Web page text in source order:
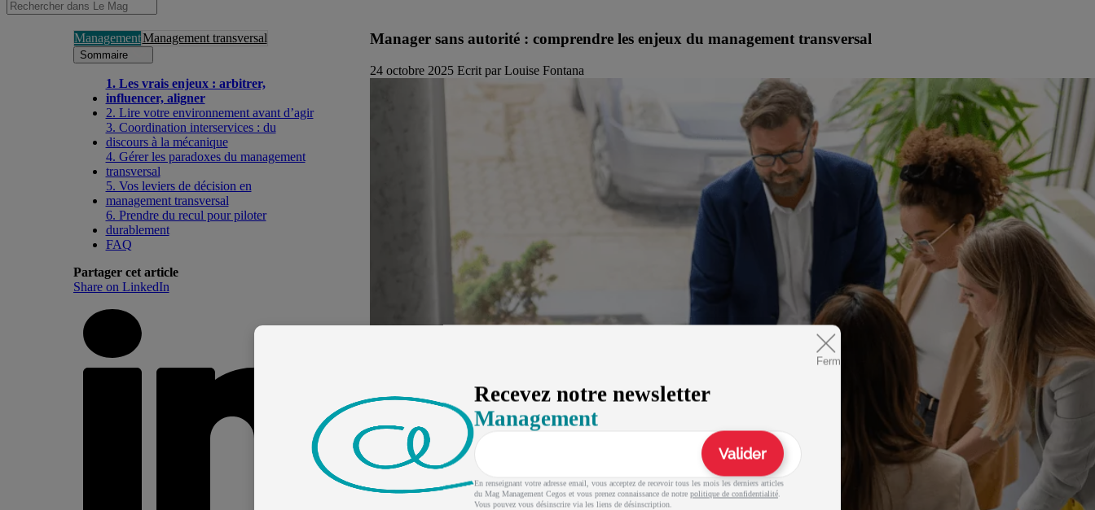
Fermer
Recevez notre newsletter
Management
Valider
En renseignant votre adresse email, vous acceptez de recevoir tous les mois les derniers articles
du Mag Management Cegos et vous prenez connaissance de notre politique de confidentialité.
Vous pouvez vous désinscrire via les liens de désinscription.
ManagementManagement transversal
Sommaire
1. Les vrais enjeux : arbitrer,
influencer, aligner
2. Lire votre environnement avant d’agir
3. Coordination interservices : du
discours à la mécanique
4. Gérer les paradoxes du management
transversal
5. Vos leviers de décision en
management transversal
6. Prendre du recul pour piloter
durablement
FAQ
Partager cet article
Share on LinkedIn
Manager sans autorité : comprendre les enjeux du management transversal
24 octobre 2025 Ecrit par Louise Fontana